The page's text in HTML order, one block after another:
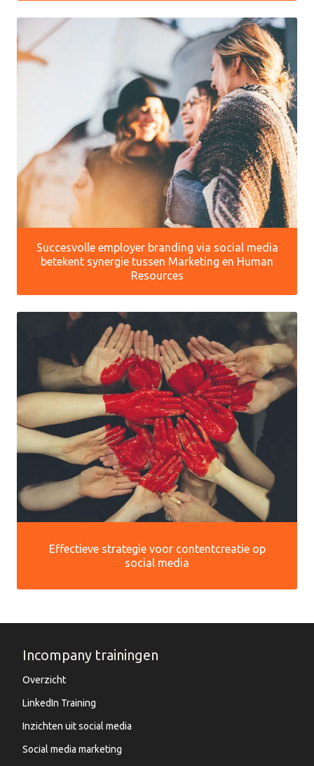
Succesvolle employer branding via social media
betekent synergie tussen Marketing en Human
Resources
Effectieve strategie voor contentcreatie op
social media
Incompany trainingen
Overzicht
LinkedIn Training
Inzichten uit social media
Social media marketing